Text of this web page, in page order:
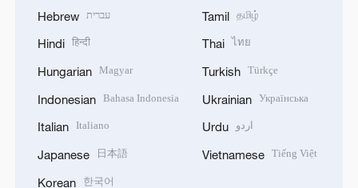
Hebrew עברית
Hindi हिन्दी
Hungarian Magyar
Indonesian Bahasa Indonesia
Italian Italiano
Japanese 日本語
Korean 한국어
Tamil தமிழ்
Thai ไทย
Turkish Türkçe
Ukrainian Українська
Urdu اردو
Vietnamese Tiếng Việt